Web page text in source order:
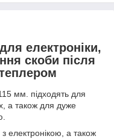
електроніки,
скоби після
мм. підходять для
а також для дуже
електронікою, а також